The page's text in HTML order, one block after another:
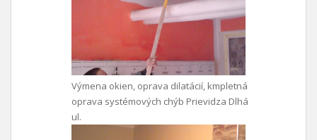
Výmena okien, oprava dilatácií, kmpletná
oprava systémových chýb Prievidza Dlhá
ul.